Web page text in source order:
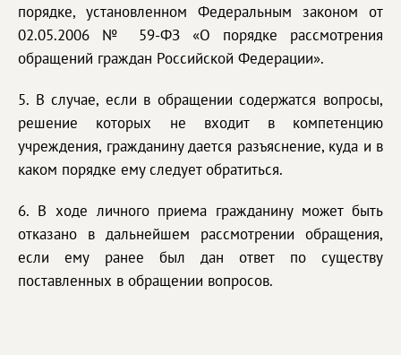
порядке, установленном Федеральным законом от
02.05.2006 № 59-ФЗ «О порядке рассмотрения
обращений граждан Российской Федерации».
5. В случае, если в обращении содержатся вопросы,
решение которых не входит в компетенцию
учреждения, гражданину дается разъяснение, куда и в
каком порядке ему следует обратиться.
6. В ходе личного приема гражданину может быть
отказано в дальнейшем рассмотрении обращения,
если ему ранее был дан ответ по существу
поставленных в обращении вопросов.